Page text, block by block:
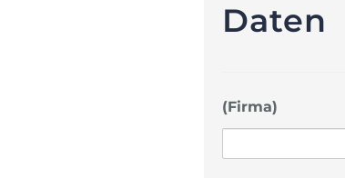
Daten
(Firma)